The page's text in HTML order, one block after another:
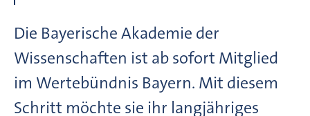
Die Bayerische Akademie der
Wissenschaften ist ab sofort Mitglied
im Wertebündnis Bayern. Mit diesem
Schritt möchte sie ihr langjähriges